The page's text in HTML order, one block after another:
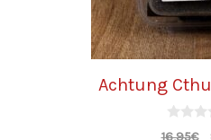
Achtung
0
16,95€